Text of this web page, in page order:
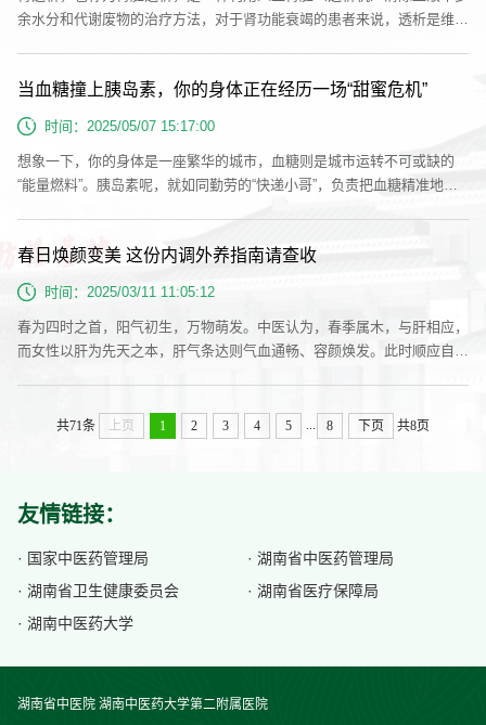
余水分和代谢废物的治疗方法，对于肾功能衰竭的患者来说，透析是维持
本文主要为大家介绍如何有效地控制水分摄入的科普知识，以减轻肾脏透
析患者的负担。一、控水的重要性透析患者如果不控制饮水量，过量的水
分摄入会导致...
当血糖撞上胰岛素，你的身体正在经历一场“甜蜜危机”
时间：2025/05/07 15:17:00
想象一下，你的身体是一座繁华的城市，血糖则是城市运转不可或缺的
“能量燃料”。胰岛素呢，就如同勤劳的“快递小哥”，负责把血糖精准地送
其是吃了富含碳水化合物的食物，胃肠道就像一个高效的加工厂，迅速把
多糖分解成葡萄糖，释放到血液中，血糖浓度随之升高。正常情况下，胰
岛...
春日焕颜变美 这份内调外养指南请查收
时间：2025/03/11 11:05:12
春为四时之首，阳气初生，万物萌发。中医认为，春季属木，与肝相应，
而女性以肝为先天之本，肝气条达则气血通畅、容颜焕发。此时顺应自然
肝气旺盛，酸味入肝，过食酸味食物易使肝气过盛，损伤脾胃。因此，春
共71条 上页 1 2 3 4 5 ... 8 下页 共8页
友情链接：
· 国家中医药管理局
· 湖南省中医药管理局
· 湖南省卫生健康委员会
· 湖南省医疗保障局
· 湖南中医药大学
湖南省中医院 湖南中医药大学第二附属医院